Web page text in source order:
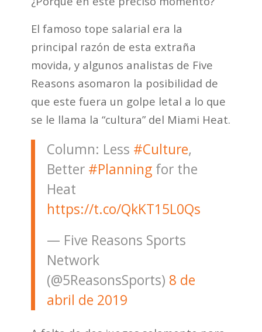
El famoso tope salarial era la
principal razón de esta extraña
movida, y algunos analistas de Five
Reasons asomaron la posibilidad de
que este fuera un golpe letal a lo que
se le llama la “cultura” del Miami Heat.
Column: Less #Culture,
Better #Planningfor the
Heat
https://t.co/QkKT15L0Qs
— Five Reasons Sports
Network
(@5ReasonsSports) 8 de
abril de 2019